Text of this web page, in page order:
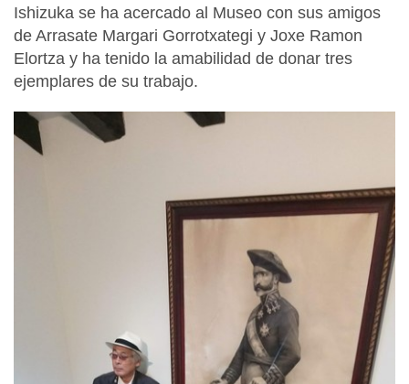
Ishizuka se ha acercado al Museo con sus amigos
de Arrasate Margari Gorrotxategi y Joxe Ramon
Elortza y ha tenido la amabilidad de donar tres
ejemplares de su trabajo.